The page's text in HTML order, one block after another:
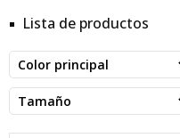
Lista de productos